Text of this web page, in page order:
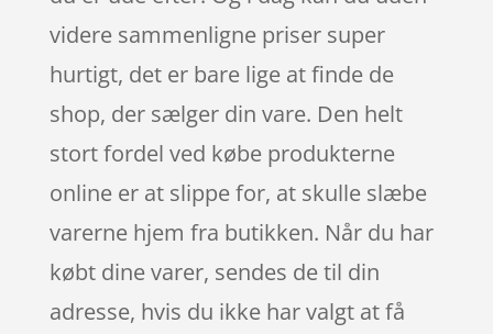
videre sammenligne priser super
hurtigt, det er bare lige at finde de
shop, der sælger din vare. Den helt
stort fordel ved købe produkterne
online er at slippe for, at skulle slæbe
varerne hjem fra butikken. Når du har
købt dine varer, sendes de til din
adresse, hvis du ikke har valgt at få